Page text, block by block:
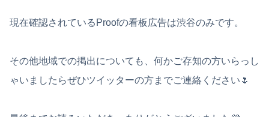
現在確認されているProofの看板広告は渋谷のみです。
その他地域での掲出についても、何かご存知の方いらっし
ゃいましたらぜひツイッターの方までご連絡ください🌷